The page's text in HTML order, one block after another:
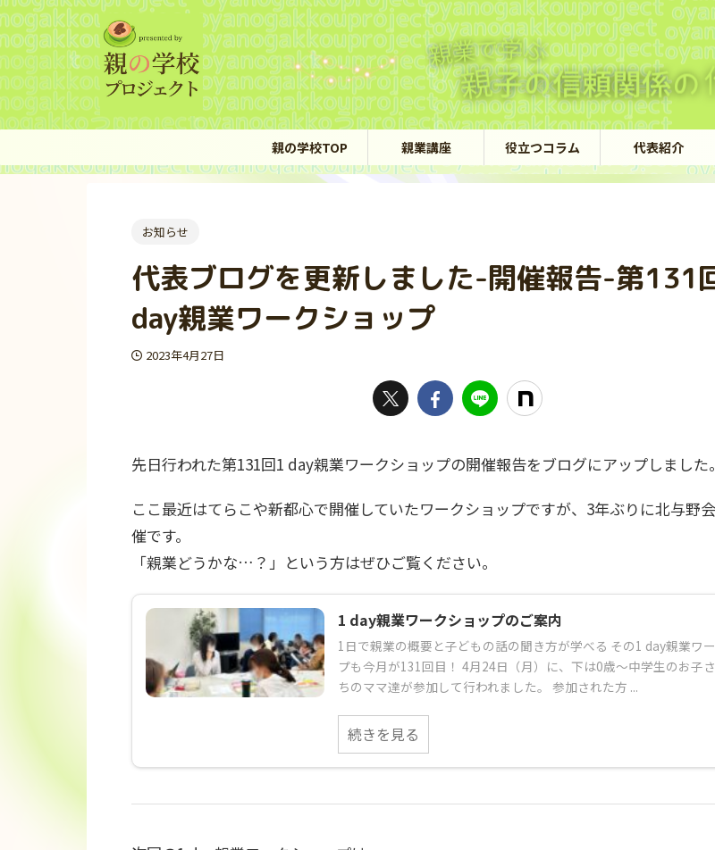
親の学校TOP 親業講座 役立つコラム 代表紹介
お知らせ
代表ブログを更新しました-開催報告-第131
day親業ワークショップ
2023年4月27日
先日行われた第131回1 day親業ワークショップの開催報告をブログにアップしました。
ここ最近はてらこや新都心で開催していたワークショップですが、3年ぶりに北与野
催です。
「親業どうかな…？」という方はぜひご覧ください。
1 day親業ワークショップのご案内
1日で親業の概要と子どもの話の聞き方が学べる その1 day親業ワ
プも今月が131回目！ 4月24日（月）に、下は0歳～中学生のお子
ちのママ達が参加して行われました。 参加された方 ...
続きを見る